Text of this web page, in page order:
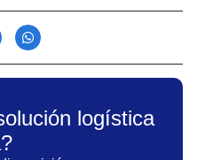
logística